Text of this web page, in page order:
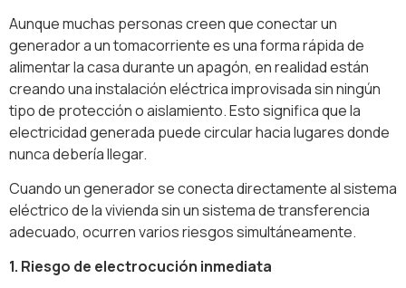
Aunque muchas personas creen que conectar un
generador a un tomacorriente es una forma rápida de
alimentar la casa durante un apagón, en realidad están
creando una instalación eléctrica improvisada sin ningún
tipo de protección o aislamiento. Esto significa que la
electricidad generada puede circular hacia lugares donde
nunca debería llegar.
Cuando un generador se conecta directamente al sistema
eléctrico de la vivienda sin un sistema de transferencia
adecuado, ocurren varios riesgos simultáneamente.
1. Riesgo de electrocución inmediata